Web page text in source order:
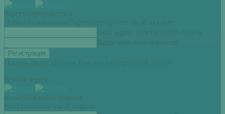
Зарегистрироваться
Добро пожаловать! Зарегистрируйте свой аккаунт
Ваш адрес электронной почты
Ваше имя пользователя
Пароль будет выслан Вам по электронной почте.
Войти через:
Всоатновление пароля
Восстановите свой пароль